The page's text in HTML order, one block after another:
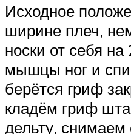
Исходное
ширине плеч,
носки от себя
мышцы ног и
берётся гриф
кладём гриф
дельту, снимаем